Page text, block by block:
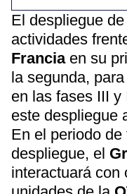
El despliegue
actividades
Franciaen su
la segunda,
en las fases III y
este despliegue
En el periodo de
despliegue, el
interactuará con